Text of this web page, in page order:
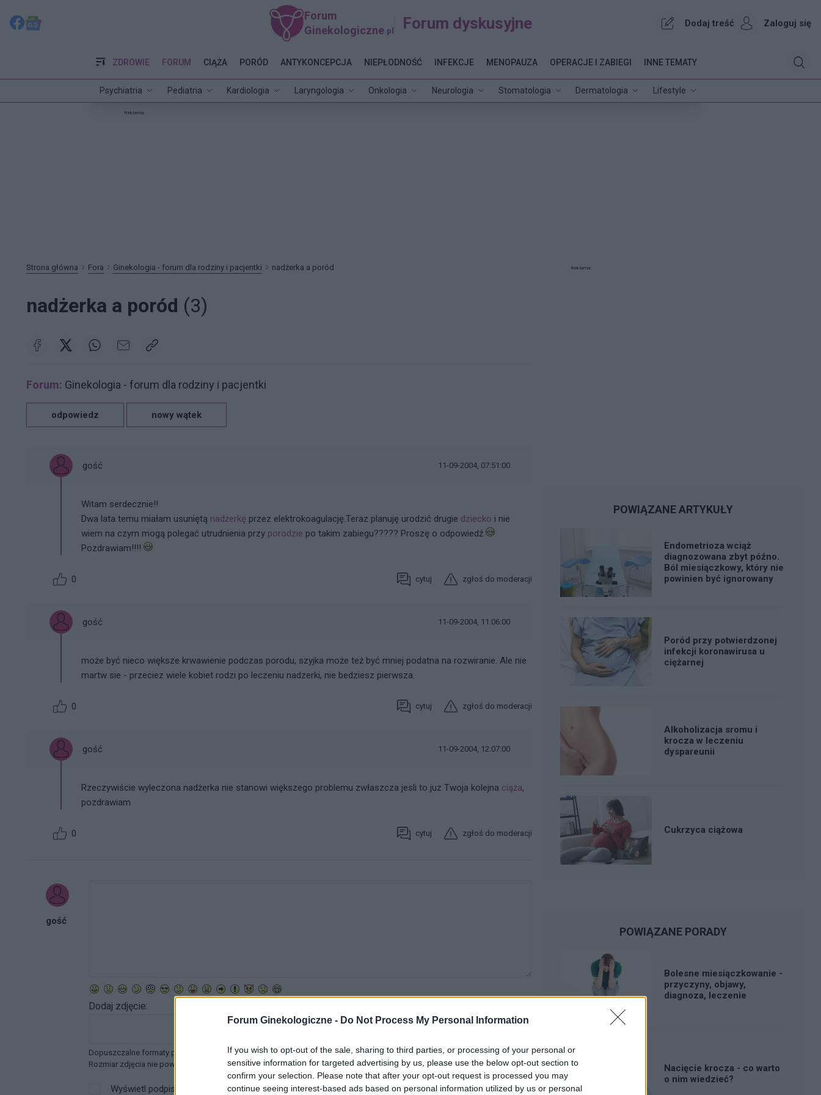
Forum Ginekologiczne - Do Not Process My Personal Information
If you wish to opt-out of the sale, sharing to third parties, or processing of your personal or
sensitive information for targeted advertising by us, please use the below opt-out section to
confirm your selection. Please note that after your opt-out request is processed you may
continue seeing interest-based ads based on personal information utilized by us or personal
Forum
Ginekologiczne .pl Forum dyskusyjne Dodaj treść Zaloguj się
ZDROWIE
Psychiatria Pediatria Kardiologia Laryngologia Onkologia Neurologia Stomatologia Dermatologia Lifestyle
FORUM CIĄŻA PORÓD ANTYKONCEPCJA NIEPŁODNOŚĆ INFEKCJE MENOPAUZA OPERACJE I ZABIEGI INNE TEMATY
Reklama:
Strona główna Fora Ginekologia - forum dla rodziny i pacjentki nadżerka a poród
nadżerka a poród (3)
Forum: Ginekologia - forum dla rodziny i pacjentki
odpowiedz nowy wątek
gość 11-09-2004, 07:51:00
Witam serdecznie!!
Dwa lata temu miałam usuniętą nadżerkę przez elektrokoagulację.Teraz planuję urodzić drugie dziecko i nie
wiem na czym mogą polegać utrudnienia przy porodzie po takim zabiegu????? Proszę o odpowiedź
Pozdrawiam!!!!
0 cytuj zgłoś do moderacji
gość 11-09-2004, 11:06:00
może być nieco większe krwawienie podczas porodu, szyjka może też być mniej podatna na rozwiranie. Ale nie
martw sie - przeciez wiele kobiet rodzi po leczeniu nadzerki, nie bedziesz pierwsza.
0 cytuj zgłoś do moderacji
gość 11-09-2004, 12:07:00
Rzeczywiście wyleczona nadżerka nie stanowi większego problemu zwłaszcza jesli to juz Twoja kolejna ciąża,
pozdrawiam
0 cytuj zgłoś do moderacji
gość
Dodaj zdjęcie:
Dopuszczalne formaty pliku graficznego: jpg, jpeg , png.
Rozmiar zdjęcia nie powinien przekraczać 0.6MB.
Wyświetl podpis
Reklama:
POWIĄZANE ARTYKUŁY
Endometrioza wciąż
diagnozowana zbyt późno.
Ból miesiączkowy, który nie
powinien być ignorowany
Poród przy potwierdzonej
infekcji koronawirusa u
ciężarnej
Alkoholizacja sromu i
krocza w leczeniu
dyspareunii
Cukrzyca ciążowa
POWIĄZANE PORADY
Bolesne miesiączkowanie -
przyczyny, objawy,
diagnoza, leczenie
Nacięcie krocza - co warto
o nim wiedzieć?